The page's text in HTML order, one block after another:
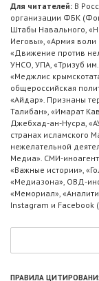
Для читателей: В
организации ФБК
Штабы Навального,
Иеговы», «Армия
«Движение против
УНСО, УПА, «Тризуб
«Меджлис
общероссийская
«Айдар». Признаны
Талибан», «Имарат
Джебхад-ан-Нусра,
странах исламского
нежелательной
Медиа». СМИ-
«Важные истории»,
«Медиазона», ОВД-
«Мемориал»,
Instagram и Facebook
ПРАВИЛА